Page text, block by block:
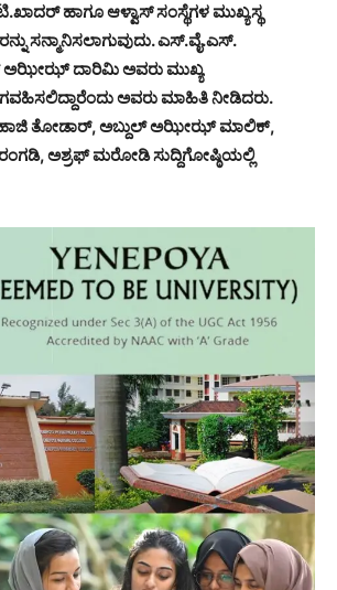
ಹಾಗೂ ಆಳ್ವಾಸ್ ಸಂಸ್ಥೆಗಳ ಮುಖ್ಯಸ್ಥ
ಸನ್ಮಾನಿಸಲಾಗುವುದು. ಎಸ್.ವೈ.ಎಸ್.
ಅಝೀಝ್ ದಾರಿಮಿ ಅವರು ಮುಖ್ಯ
ಅವರು ಮಾಹಿತಿ ನೀಡಿದರು.
ತೋಡಾರ್, ಅಬ್ದುಲ್ ಅಝೀಝ್ ಮಾಲಿಕ್,
ಅಶ್ರಫ್ ಮರೋಡಿ ಸುದ್ದಿಗೋಷ್ಠಿಯಲ್ಲಿ